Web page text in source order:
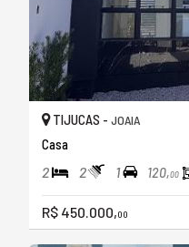
TIJUCAS - JOAIA
Casa
2 2 1 120,00
R$ 450.000,00